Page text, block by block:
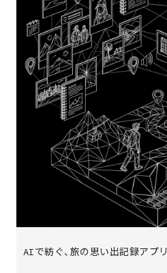
AIで紡ぐ、旅の思い出記録アプリ